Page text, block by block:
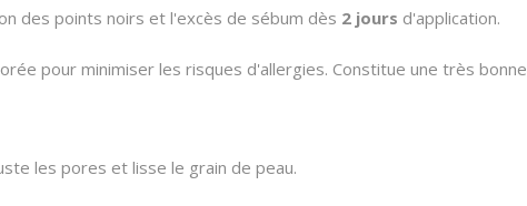
des points noirs et l'excès de sébum dès 2 jours d'application.
pour minimiser les risques d'allergies. Constitue une très bonne
les pores et lisse le grain de peau.